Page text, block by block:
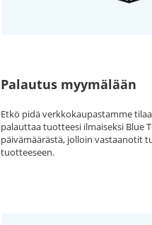
Palautus myymälään
Etkö pidä verkkokaupastamme
palauttaa tuotteesi ilmaiseksi Blue
päivämäärästä, jolloin vastaanotit
tuotteeseen.